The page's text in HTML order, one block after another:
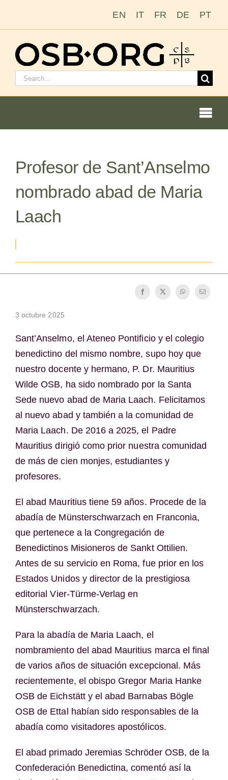
EN IT FR DE PT
Buscar:
La orden benedictina
Cómo hacerse monje o monja
Archivo de OSB.org
Profesor de Sant’Anselmo
nombrado abad de Maria
Laach
3 octubre 2025
Sant’Anselmo, el Ateneo Pontificio y el colegio
benedictino del mismo nombre, supo hoy que
nuestro docente y hermano, P. Dr. Mauritius
Wilde OSB, ha sido nombrado por la Santa
Sede nuevo abad de Maria Laach. Felicitamos
al nuevo abad y también a la comunidad de
Maria Laach. De 2016 a 2025, el Padre
Mauritius dirigió como prior nuestra comunidad
de más de cien monjes, estudiantes y
profesores.
El abad Mauritius tiene 59 años. Procede de la
abadía de Münsterschwarzach en Franconia,
que pertenece a la Congregación de
Benedictinos Misioneros de Sankt Ottilien.
Antes de su servicio en Roma, fue prior en los
Estados Unidos y director de la prestigiosa
editorial Vier-Türme-Verlag en
Münsterschwarzach.
Para la abadía de Maria Laach, el
nombramiento del abad Mauritius marca el final
de varios años de situación excepcional. Más
recientemente, el obispo Gregor Maria Hanke
OSB de Eichstätt y el abad Barnabas Bögle
OSB de Ettal habían sido responsables de la
abadía como visitadores apostólicos.
El abad primado Jeremias Schröder OSB, de la
Confederación Benedictina, comentó así la